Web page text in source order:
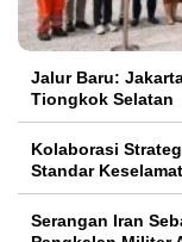
Jalur Baru:
Tiongkok Selatan
Kolaborasi
Standar
Serangan Iran